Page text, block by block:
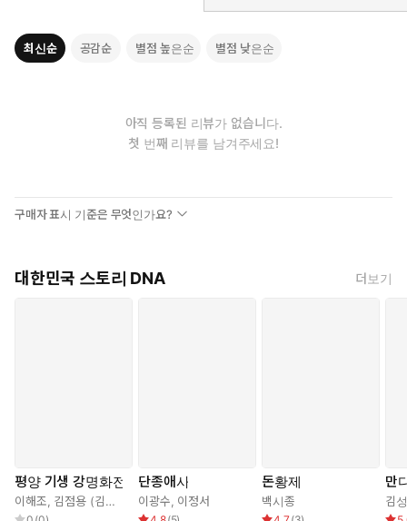
최신순 공감순 별점 높은순 별점 낮은순
아직 등록된 리뷰가 없습니다.
첫 번째 리뷰를 남겨주세요!
구매자 표시 기준은 무엇인가요?
대한민국 스토리 DNA 더보기
평양 기생 강명화전
이해조 김점용 (김동우)
단종애사
이광수 이정서
돈황제
백시종
만
김